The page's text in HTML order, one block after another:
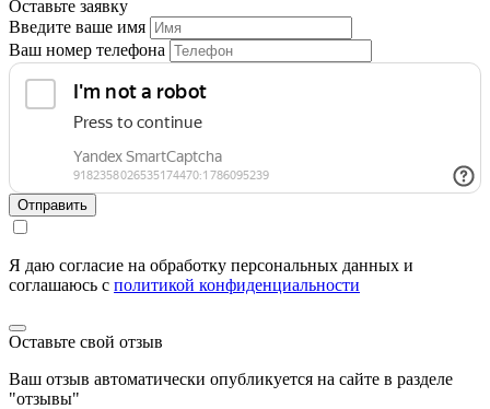
Оставьте заявку
Введите ваше имя
Ваш номер телефона
Отправить
Я даю согласие на обработку персональных данных и
соглашаюсь c политикой конфиденциальности
Оставьте свой отзыв
Ваш отзыв автоматически опубликуется на сайте в разделе
"отзывы"